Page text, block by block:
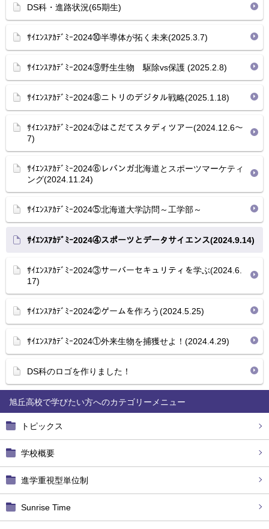
旭丘高校で学びたい方へ
トピックス
学校概要
進学重視型単位制
Sunrise Time
DS科・進路状況(65期生)
ｻｲｴﾝｽｱｶﾃﾞﾐｰ2024⑩半導体が拓く未来(2025.3.7)
ｻｲｴﾝｽｱｶﾃﾞﾐｰ2024⑨野生生物 駆除vs保護 (2025.2.8)
ｻｲｴﾝｽｱｶﾃﾞﾐｰ2024⑧ニトリのデジタル戦略(2025.1.18)
ｻｲｴﾝｽｱｶﾃﾞﾐｰ2024⑦はこだてスタディツアー(2024.12.6～
7)
ｻｲｴﾝｽｱｶﾃﾞﾐｰ2024⑥レバンガ北海道とスポーツマーケティ
ング(2024.11.24)
ｻｲｴﾝｽｱｶﾃﾞﾐｰ2024⑤北海道大学訪問～工学部～
ｻｲｴﾝｽｱｶﾃﾞﾐｰ2024④スポーツとデータサイエンス(2024.9.14)
ｻｲｴﾝｽｱｶﾃﾞﾐｰ2024③サーバーセキュリティを学ぶ(2024.6.
17)
ｻｲｴﾝｽｱｶﾃﾞﾐｰ2024②ゲームを作ろう(2024.5.25)
ｻｲｴﾝｽｱｶﾃﾞﾐｰ2024①外来生物を捕獲せよ！(2024.4.29)
DS科のロゴを作りました！